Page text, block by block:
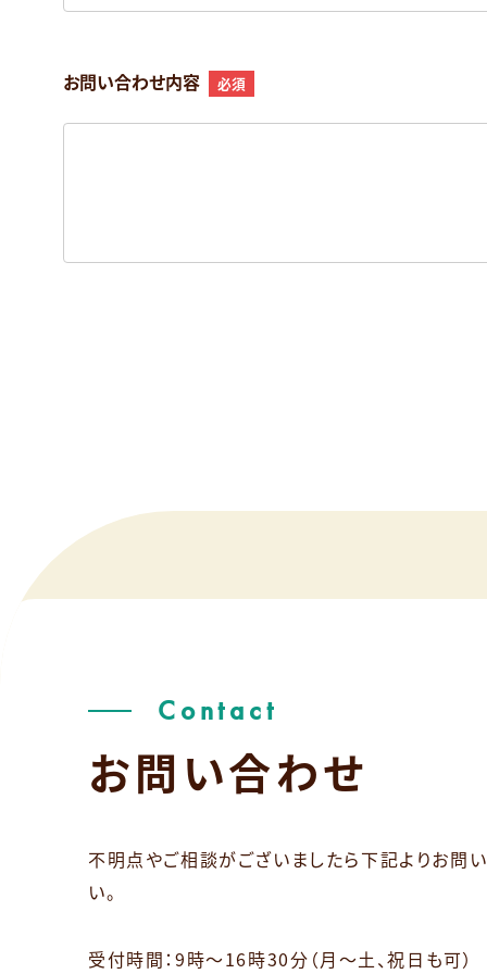
お問い合わせ内容 必須
お問い合わせ
Contact
不明点やご相談がございましたら下記よりお問
い。
受付時間：9時～16時30分（月～土、祝日も可）